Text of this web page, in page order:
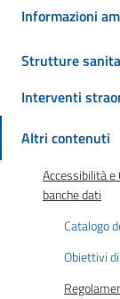
Informazioni
Strutture
Interventi
Altri contenuti
Accessibilità
banche dati
Catalogo
Obiettivi